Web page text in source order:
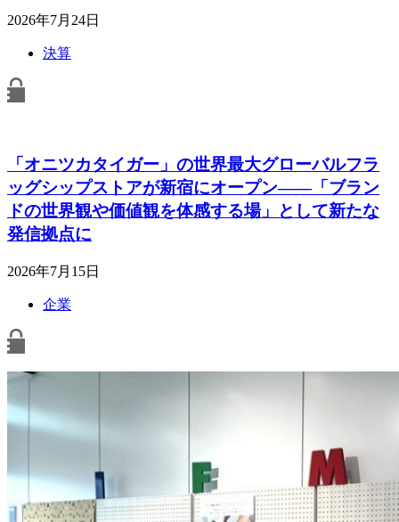
2026年7月24日
決算
「オニツカタイガー」の世界最大グローバルフラ
ッグシップストアが新宿にオープン――「ブラン
ドの世界観や価値観を体感する場」として新たな
発信拠点に
2026年7月15日
企業